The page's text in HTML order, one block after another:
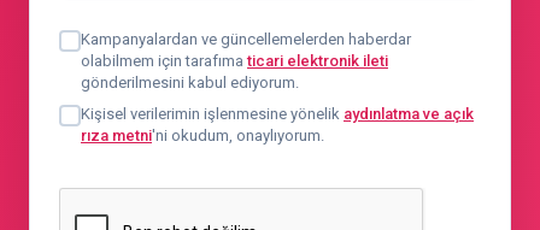
Kampanyalardan ve güncellemelerden haberdar
olabilmem için tarafımaticari elektronik ileti
gönderilmesini kabul ediyorum.
Kişisel verilerimin işlenmesine yönelik aydınlatma ve açık
rıza metni'ni okudum, onaylıyorum.